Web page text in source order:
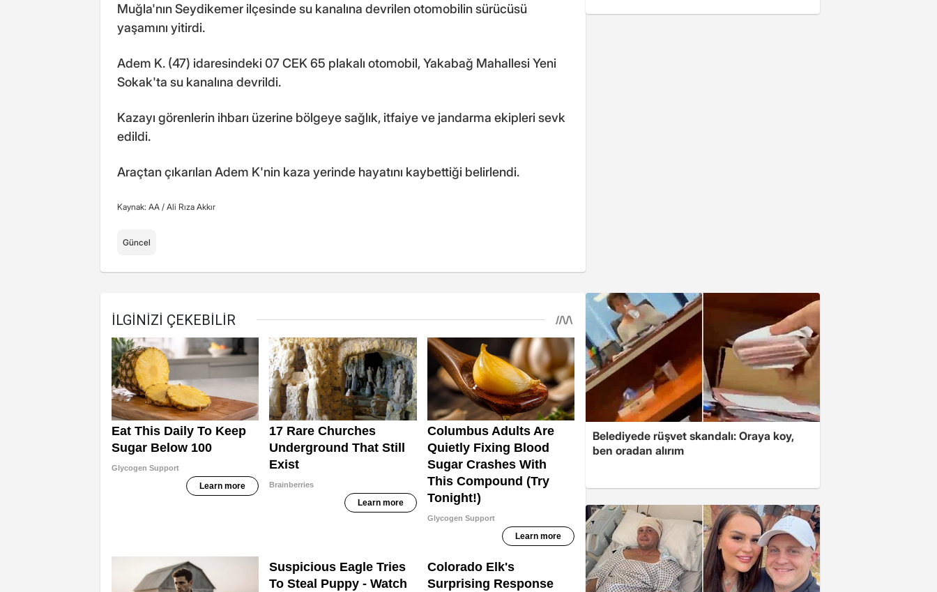
Muğla'nın Seydikemer ilçesinde su kanalına devrilen otomobilin sürücüsü
yaşamını yitirdi.
Adem K. (47) idaresindeki 07 CEK 65 plakalı otomobil, Yakabağ Mahallesi Yeni
Sokak'ta su kanalına devrildi.
Kazayı görenlerin ihbarı üzerine bölgeye sağlık, itfaiye ve jandarma ekipleri sevk
edildi.
Araçtan çıkarılan Adem K'nin kaza yerinde hayatını kaybettiği belirlendi.
Kaynak: AA / Ali Rıza Akkır
Güncel
Belediyede rüşvet skandalı: Oraya koy,
ben oradan alırım